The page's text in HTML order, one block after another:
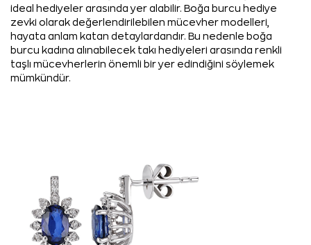
ideal hediyeler arasında yer alabilir. Boğa burcu hediye
zevki olarak değerlendirilebilen mücevher modelleri,
hayata anlam katan detaylardandır. Bu nedenle boğa
burcu kadına alınabilecek takı hediyeleri arasında renkli
taşlı mücevherlerin önemli bir yer edindiğini söylemek
mümkündür.